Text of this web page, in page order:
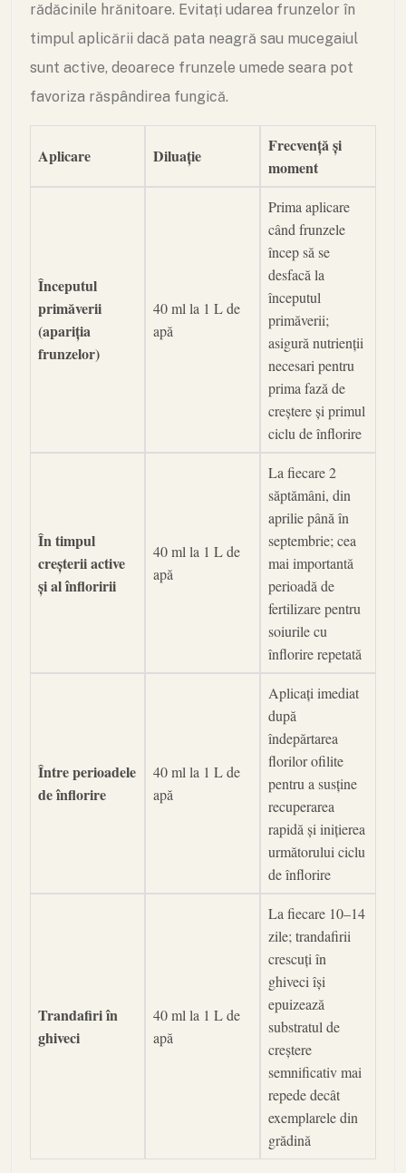
rădăcinile hrănitoare. Evitați udarea frunzelor în
timpul aplicării dacă pata neagră sau mucegaiul
sunt active, deoarece frunzele umede seara pot
favoriza răspândirea fungică.
Aplicare Diluație
Frecvență și
moment
Începutul
primăverii
(apariția
frunzelor)
40 ml la 1 L de
apă
Prima aplicare
când frunzele
încep să se
desfacă la
începutul
primăverii;
asigură nutrienții
necesari pentru
prima fază de
creștere și primul
ciclu de înflorire
În timpul
creșterii active
și al înfloririi
40 ml la 1 L de
apă
La fiecare 2
săptămâni, din
aprilie până în
septembrie; cea
mai importantă
perioadă de
fertilizare pentru
soiurile cu
înflorire repetată
Între perioadele
de înflorire
40 ml la 1 L de
apă
Aplicați imediat
după
îndepărtarea
florilor ofilite
pentru a susține
recuperarea
rapidă și inițierea
următorului ciclu
de înflorire
Trandafiri în
ghiveci
40 ml la 1 L de
apă
La fiecare 10–14
zile; trandafirii
crescuți în
ghiveci își
epuizează
substratul de
creștere
semnificativ mai
repede decât
exemplarele din
grădină